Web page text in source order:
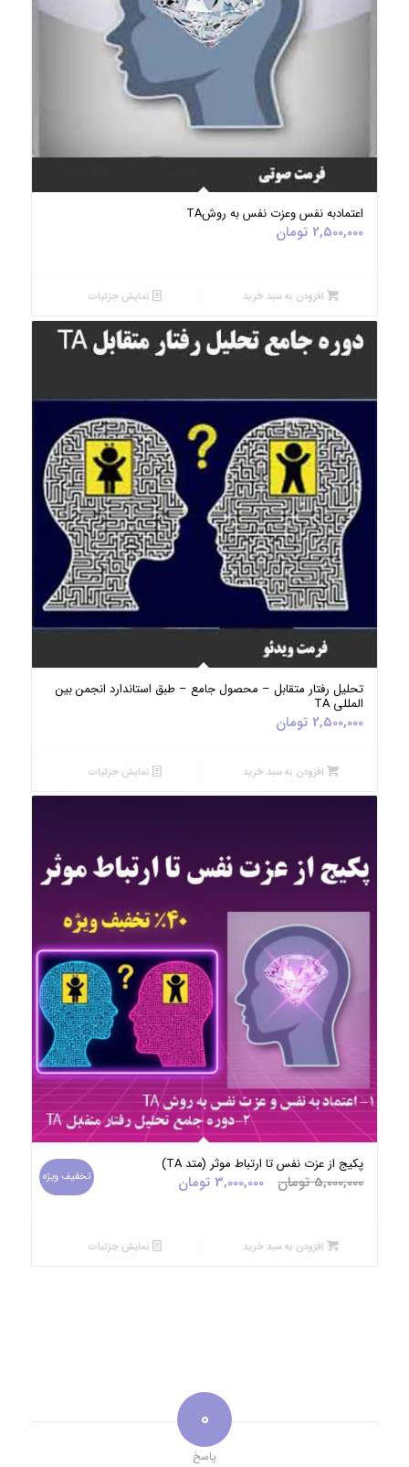
5.00
اعتمادبه نفس وعزت نفس به روشTA
2,500,000 تومان
افزودن به سبد خرید نمایش جزئیات
5.00
تحلیل رفتار متقابل – محصول جامع – طبق استاندارد انجمن بین
المللی TA
2,500,000 تومان
افزودن به سبد خرید نمایش جزئیات
پکیج از عزت نفس تا ارتباط موثر (متد TA)
5,000,000 تومان
قیمت
بود.
3,000,000 تومانقیمت
تخفیف ویژه
افزودن به سبد خرید نمایش جزئیات
0
پاسخ